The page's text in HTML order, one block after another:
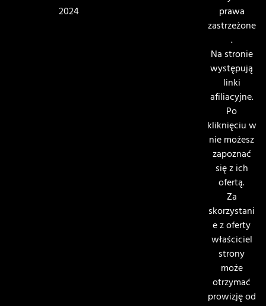
2024
prawa
zastrzeżone
.
Na stronie
występują
linki
afiliacyjne.
Po
kliknięciu w
nie możesz
zapoznać
się z ich
ofertą.
Za
skorzystani
e z oferty
właściciel
strony
może
otrzymać
prowizję od